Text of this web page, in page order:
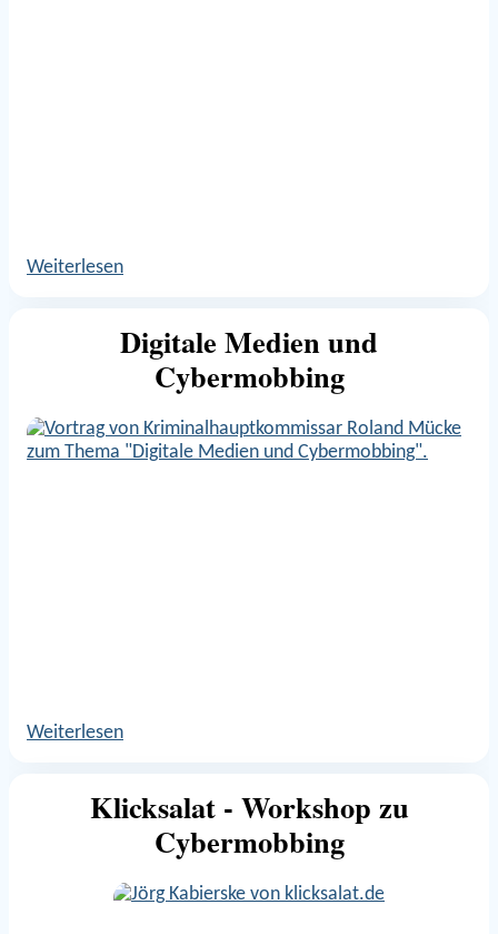
Weiterlesen
Digitale Medien und
Cybermobbing
Weiterlesen
Klicksalat - Workshop zu
Cybermobbing